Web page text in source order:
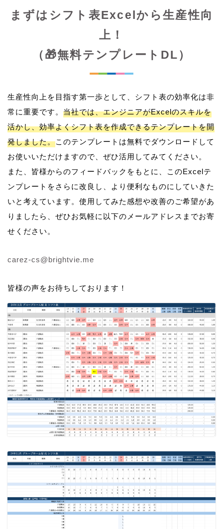
まずはシフト表Excelから生産性向
上！
（🎁無料テンプレートDL）
生産性向上を目指す第一歩として、シフト表の効率化は非
常に重要です。 当社では、エンジニアがExcelのスキルを
活かし、効率よくシフト表を作成できるテンプレートを開
発しました。このテンプレートは無料でダウンロードして
お使いいただけますので、ぜひ活用してみてください。
また、皆様からのフィードバックをもとに、このExcelテ
ンプレートをさらに改良し、より便利なものにしていきた
いと考えています。使用してみた感想や改善のご希望があ
りましたら、ぜひお気軽に以下のメールアドレスまでお寄
せください。
carez-cs@brightvie.me
皆様の声をお待ちしております！